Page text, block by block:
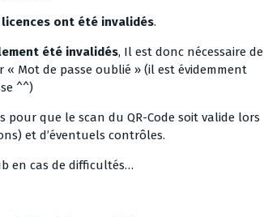
licences ont été invalidés.
été invalidés, Il est donc nécessaire de
Mot de passe oublié » (il est évidemment
^^)
que le scan du QR-Code soit valide lors
et d’éventuels contrôles.
en cas de difficultés…